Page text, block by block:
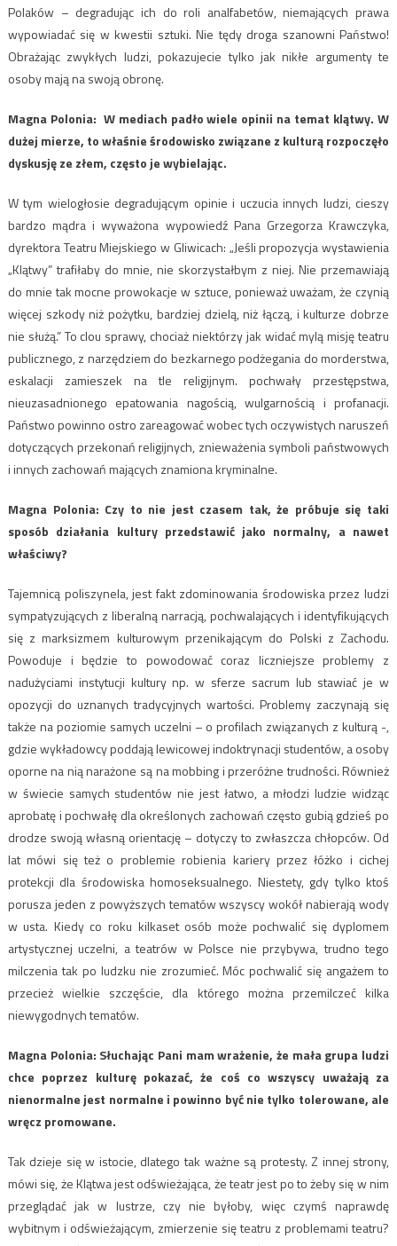
Polaków – degradując ich do roli analfabetów, niemających prawa
wypowiadać się w kwestii sztuki. Nie tędy droga szanowni Państwo!
Obrażając zwykłych ludzi, pokazujecie tylko jak nikłe argumenty te
osoby mają na swoją obronę.
Magna Polonia: ​ W mediach padło wiele opinii na temat klątwy. W
dużej mierze, to właśnie środowisko związane z kulturą rozpoczęło
dyskusję ze złem, często je wybielając.
W tym wielogłosie degradującym opinie i uczucia innych ludzi, cieszy
bardzo mądra i wyważona wypowiedź Pana Grzegorza Krawczyka,
dyrektora Teatru Miejskiego w Gliwicach: „Jeśli propozycja wystawienia
„Klątwy” trafiłaby do mnie, nie skorzystałbym z niej. Nie przemawiają
do mnie tak mocne prowokacje w sztuce, ponieważ uważam, że czynią
więcej szkody niż pożytku, bardziej dzielą, niż łączą, i kulturze dobrze
nie służą.” To clou sprawy, chociaż niektórzy jak widać mylą misję teatru
publicznego, z narzędziem do bezkarnego podżegania do morderstwa,
eskalacji zamieszek na tle religijnym. pochwały przestępstwa,
nieuzasadnionego epatowania nagością, wulgarnością i profanacji.
Państwo powinno ostro zareagować wobec tych oczywistych naruszeń
dotyczących przekonań religijnych, znieważenia symboli państwowych
i innych zachowań mających znamiona kryminalne.
Magna Polonia: ​Czy to nie jest czasem tak, że próbuje się taki
sposób działania kultury przedstawić jako normalny, a nawet
właściwy?
Tajemnicą poliszynela, jest fakt zdominowania środowiska przez ludzi
sympatyzujących z liberalną narracją, pochwalających i identyfikujących
się z marksizmem kulturowym przenikającym do Polski z Zachodu.
Powoduje i będzie to powodować coraz liczniejsze problemy z
nadużyciami instytucji kultury np. w sferze sacrum lub stawiać je w
opozycji do uznanych tradycyjnych wartości. Problemy zaczynają się
także na poziomie samych uczelni – o profilach związanych z kulturą -,
gdzie wykładowcy poddają lewicowej indoktrynacji studentów, a osoby
oporne na nią narażone są na mobbing i przeróżne trudności. Również
w świecie samych studentów nie jest łatwo, a młodzi ludzie widząc
aprobatę i pochwałę dla określonych zachowań często gubią gdzieś po
drodze swoją własną orientację – dotyczy to zwłaszcza chłopców. Od
lat mówi się też o problemie robienia kariery przez łóżko i cichej
protekcji dla środowiska homoseksualnego. Niestety, gdy tylko ktoś
porusza jeden z powyższych tematów wszyscy wokół nabierają wody
w usta. Kiedy co roku kilkaset osób może pochwalić się dyplomem
artystycznej uczelni, a teatrów w Polsce nie przybywa, trudno tego
milczenia tak po ludzku nie zrozumieć. Móc pochwalić się angażem to
przecież wielkie szczęście, dla którego można przemilczeć kilka
niewygodnych tematów.
Magna Polonia: ​Słuchając Pani mam wrażenie, że mała grupa ludzi
chce poprzez kulturę pokazać, że coś co wszyscy uważają za
nienormalne jest normalne i powinno być nie tylko tolerowane, ale
wręcz promowane.
Tak dzieje się w istocie, dlatego tak ważne są protesty. Z innej strony,
mówi się, że Klątwa jest odświeżająca, że teatr jest po to żeby się w nim
przeglądać jak w lustrze, czy nie byłoby, więc czymś naprawdę
wybitnym i odświeżającym, zmierzenie się teatru z problemami teatru?